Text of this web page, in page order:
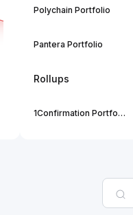
Polychain Portfolio
Pantera Portfolio
Rollups
1Confirmation Portfolio